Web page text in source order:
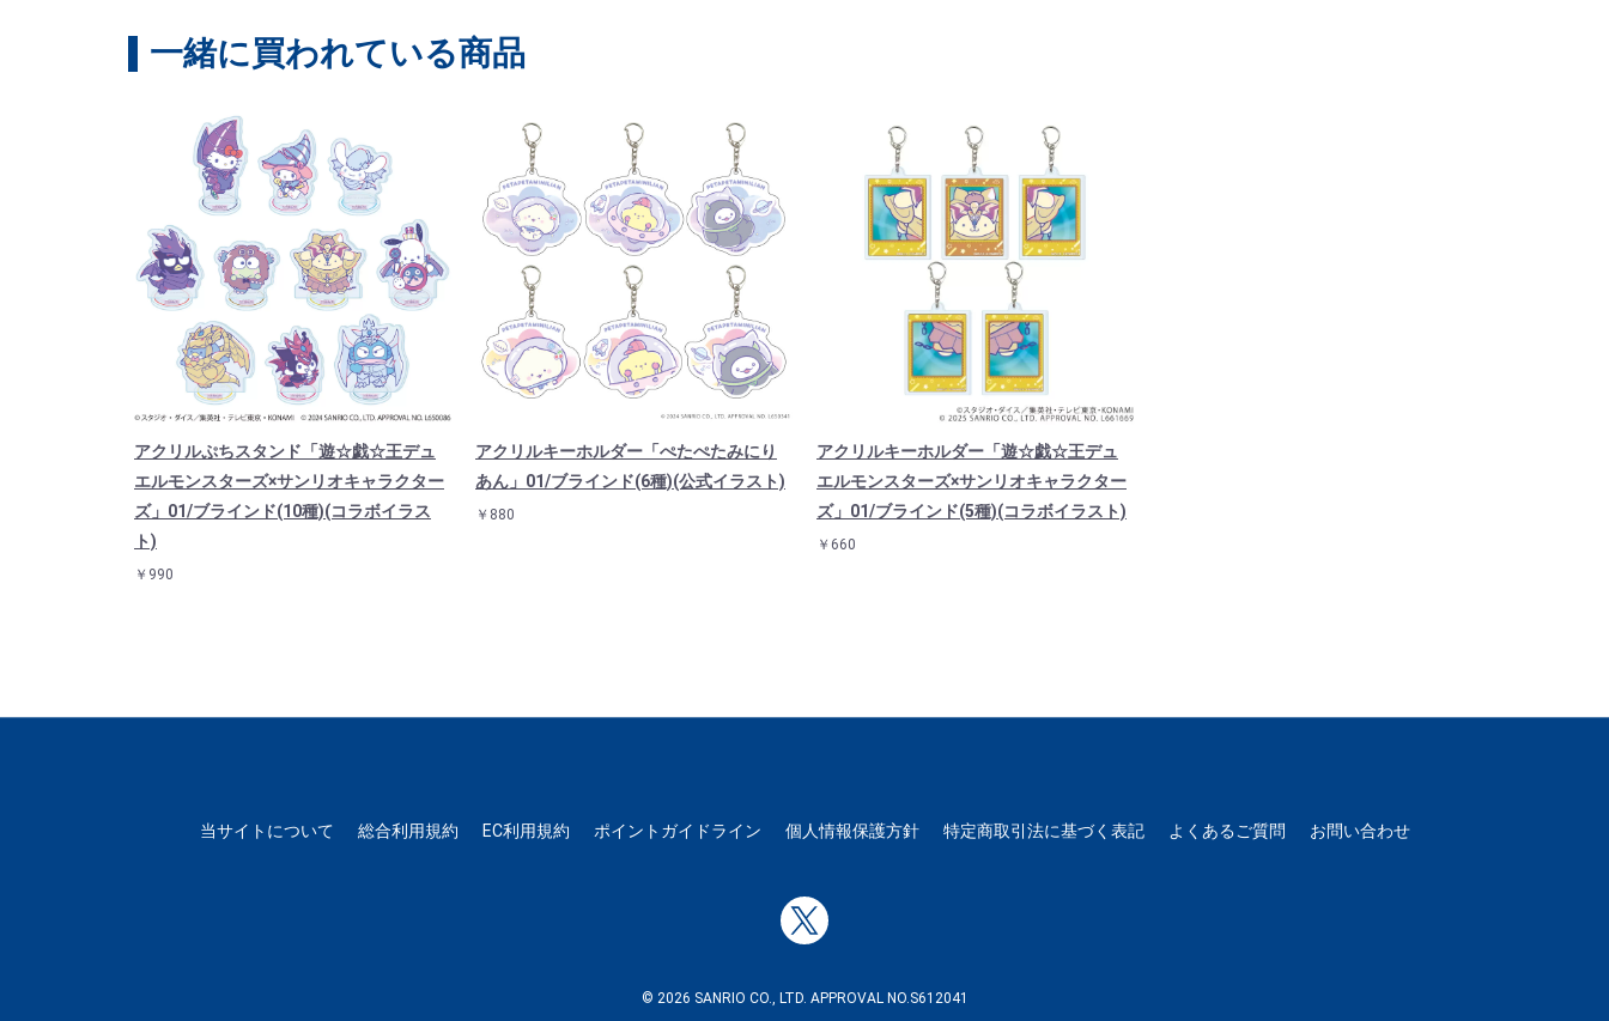
一緒に買われている商品
アクリルぷちスタンド「遊☆戯☆王デュ
エルモンスターズ×サンリオキャラクター
ズ」01/ブラインド(10種)(コラボイラス
ト)
￥990
アクリルキーホルダー「ぺたぺたみにり
あん」01/ブラインド(6種)(公式イラスト)
￥880
アクリルキーホルダー「遊☆戯☆王デュ
エルモンスターズ×サンリオキャラクター
ズ」01/ブラインド(5種)(コラボイラスト)
￥660
当サイトについて 総合利用規約 EC利用規約 ポイントガイドライン 個人情報保護方針 特定商取引法に基づく表記 よくあるご質問 お問い合わせ
© 2026 SANRIO CO., LTD. APPROVAL NO.S612041